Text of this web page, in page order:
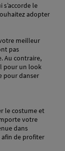
le
adopter
meilleur
pas
Au contraire,
pour un look
pour danser
le costume et
votre
dans
afin de profiter